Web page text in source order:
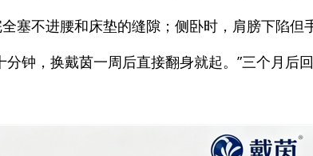
塞不进腰和床垫的缝隙；侧卧时，肩膀下陷但
钟，换戴茵一周后直接翻身就起。”三个月后